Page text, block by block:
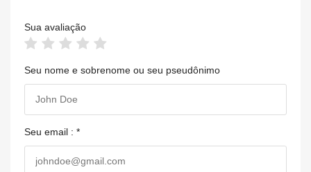
Sua avaliação
Seu nome e sobrenome ou seu pseudônimo
Seu email : *